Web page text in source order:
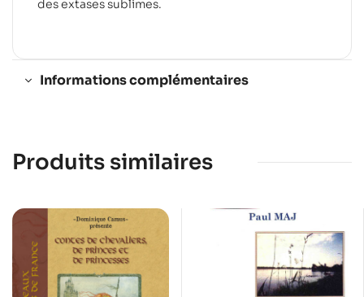
des extases sublimes.
Informations complémentaires
Produits similaires